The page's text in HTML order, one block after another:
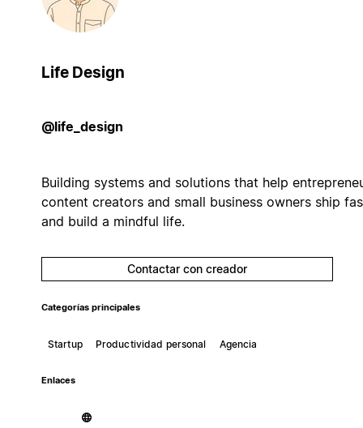
Life Design
@life_design
Building systems and solutions that help
content creators and small business owners ship
and build a mindful life.
Contactar con creador
Categorías principales
Startup Productividad personal Agencia
Enlaces